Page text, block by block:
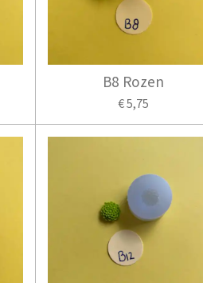
B8 Rozen
€ 5,75